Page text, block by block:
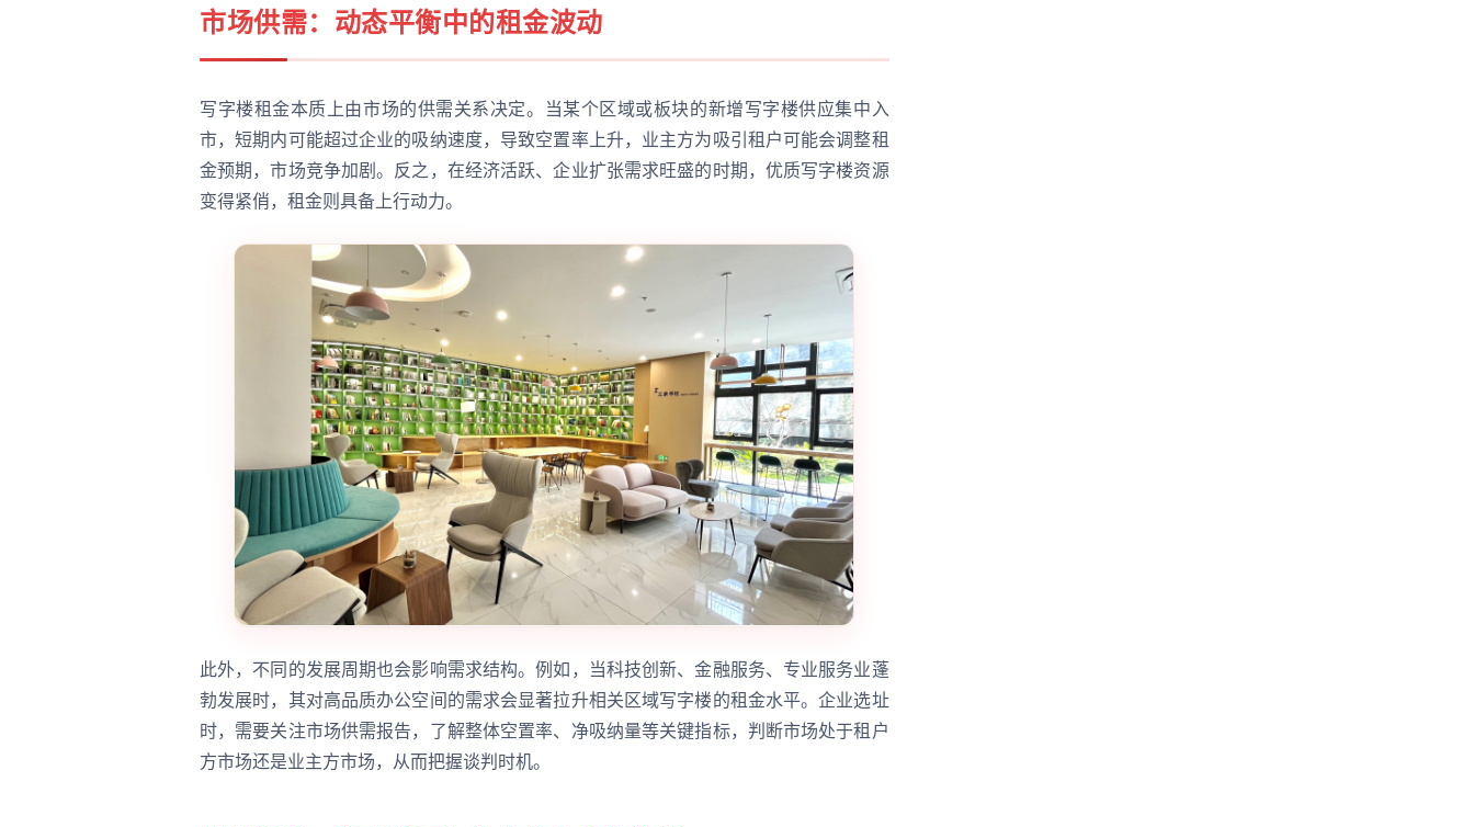
市场供需：动态平衡中的租金波动
写字楼租金本质上由市场的供需关系决定。当某个区域或板块的新增写字楼供应集中入
市，短期内可能超过企业的吸纳速度，导致空置率上升，业主方为吸引租户可能会调整租
金预期，市场竞争加剧。反之，在经济活跃、企业扩张需求旺盛的时期，优质写字楼资源
变得紧俏，租金则具备上行动力。
此外，不同的发展周期也会影响需求结构。例如，当科技创新、金融服务、专业服务业蓬
勃发展时，其对高品质办公空间的需求会显著拉升相关区域写字楼的租金水平。企业选址
时，需要关注市场供需报告，了解整体空置率、净吸纳量等关键指标，判断市场处于租户
方市场还是业主方市场，从而把握谈判时机。